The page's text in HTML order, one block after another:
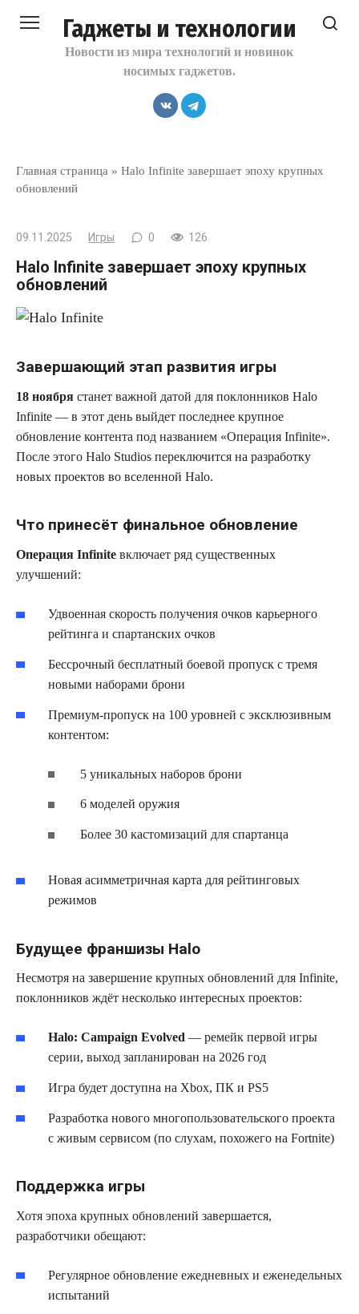
Гаджеты и технологии
Новости из мира технологий и новинок
носимых гаджетов.
Главная страница » Halo Infinite завершает эпоху крупных
обновлений
09.11.2025 Игры 0 126
Halo Infinite завершает эпоху крупных
обновлений
Завершающий этап развития игры
18 ноября станет важной датой для поклонников Halo
Infinite — в этот день выйдет последнее крупное
обновление контента под названием «Операция Infinite».
После этого Halo Studios переключится на разработку
новых проектов во вселенной Halo.
Что принесёт финальное обновление
Операция Infinite включает ряд существенных
улучшений:
Удвоенная скорость получения очков карьерного
рейтинга и спартанских очков
Бессрочный бесплатный боевой пропуск с тремя
новыми наборами брони
Премиум-пропуск на 100 уровней с эксклюзивным
контентом:
5 уникальных наборов брони
6 моделей оружия
Более 30 кастомизаций для спартанца
Новая асимметричная карта для рейтинговых
режимов
Будущее франшизы Halo
Несмотря на завершение крупных обновлений для Infinite,
поклонников ждёт несколько интересных проектов:
Halo: Campaign Evolved — ремейк первой игры
серии, выход запланирован на 2026 год
Игра будет доступна на Xbox, ПК и PS5
Разработка нового многопользовательского проекта
с живым сервисом (по слухам, похожего на Fortnite)
Поддержка игры
Хотя эпоха крупных обновлений завершается,
разработчики обещают:
Регулярное обновление ежедневных и еженедельных
испытаний